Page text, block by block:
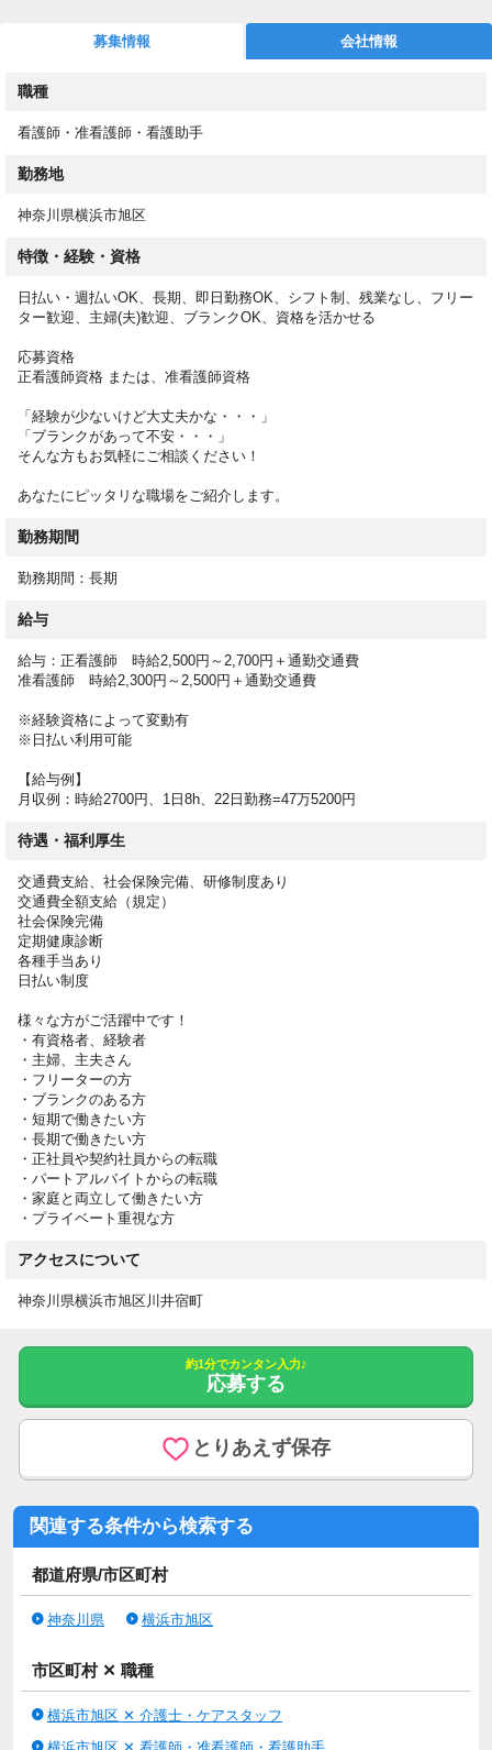
週2日～/平日のみOK/日勤のみ/残業なし/即日勤務OK
介護施設やクリニックでの看護業務
※介護と看護のお仕事は分かれています。
具体的には・・・
・入居者の健康管理やバイタルチェック
・医師の指示による医療行為、受診の付き添い
など
ミスマッチのない転職を実現するために、サポートいたします。
募集情報 会社情報
職種
看護師・准看護師・看護助手
勤務地
神奈川県横浜市旭区
特徴・経験・資格
日払い・週払いOK、長期、即日勤務OK、シフト制、残業なし、フリー
ター歓迎、主婦(夫)歓迎、ブランクOK、資格を活かせる
応募資格
正看護師資格 または、准看護師資格
「経験が少ないけど大丈夫かな・・・」
「ブランクがあって不安・・・」
そんな方もお気軽にご相談ください！
あなたにピッタリな職場をご紹介します。
勤務期間
勤務期間：長期
給与
給与：正看護師 時給2,500円～2,700円＋通勤交通費
准看護師 時給2,300円～2,500円＋通勤交通費
※経験資格によって変動有
※日払い利用可能
【給与例】
月収例：時給2700円、1日8h、22日勤務=47万5200円
待遇・福利厚生
交通費支給、社会保険完備、研修制度あり
交通費全額支給（規定）
社会保険完備
定期健康診断
各種手当あり
日払い制度
様々な方がご活躍中です！
・有資格者、経験者
・主婦、主夫さん
・フリーターの方
・ブランクのある方
・短期で働きたい方
・長期で働きたい方
・正社員や契約社員からの転職
・パートアルバイトからの転職
・家庭と両立して働きたい方
・プライベート重視な方
アクセスについて
神奈川県横浜市旭区川井宿町
約1分でカンタン入力♪
応募する
とりあえず保存
関連する条件から検索する
都道府県/市区町村
神奈川県 横浜市旭区
市区町村 ✕ 職種
横浜市旭区 ✕ 介護士・ケアスタッフ